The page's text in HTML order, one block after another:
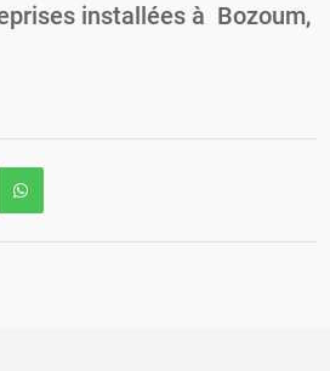
installées à Bozoum,